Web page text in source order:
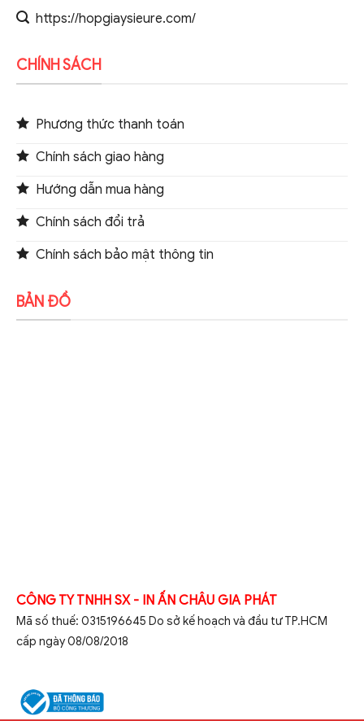
https://hopgiaysieure.com/
CHÍNH SÁCH
Phương thức thanh toán
Chính sách giao hàng
Hướng dẫn mua hàng
Chính sách đổi trả
Chính sách bảo mật thông tin
BẢN ĐỒ
CÔNG TY TNHH SX - IN ẤN CHÂU GIA PHÁT
Mã số thuế: 0315196645 Do sở kế hoạch và đầu tư TP.HCM
cấp ngày 08/08/2018